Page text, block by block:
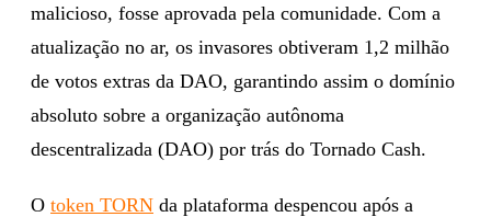
malicioso, fosse aprovada pela comunidade. Com a
atualização no ar, os invasores obtiveram 1,2 milhão
de votos extras da DAO, garantindo assim o domínio
absoluto sobre a organização autônoma
descentralizada (DAO) por trás do Tornado Cash.
O token TORN da plataforma despencou após a